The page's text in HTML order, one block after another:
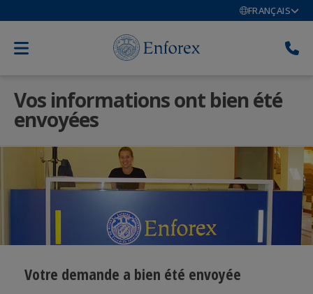
FRANÇAIS
Vos informations ont bien été
envoyées
Votre demande a bien été envoyée